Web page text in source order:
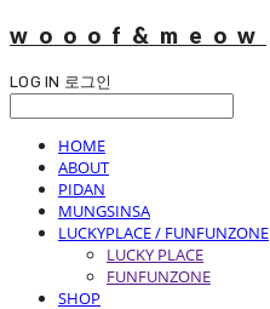
wooof&meow
LOG IN 로그인
HOME
ABOUT
PIDAN
MUNGSINSA
LUCKYPLACE / FUNFUNZONE
LUCKY PLACE
FUNFUNZONE
SHOP